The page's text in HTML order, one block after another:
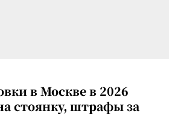
в Москве в 2026
стоянку, штрафы за